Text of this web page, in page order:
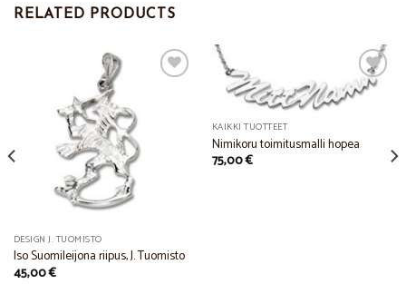
RELATED PRODUCTS
DESIGN J. TUOMISTO
Iso Suomileijona riipus, J. Tuomisto
45,00€
KAIKKI TUOTTEET
Nimikoru toimitusmalli hopea
75,00€